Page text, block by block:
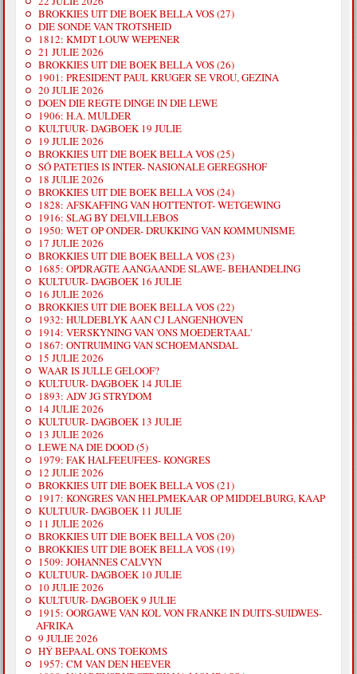
BROKKIES UIT DIE BOEK BELLA VOS (27)
DIE SONDE VAN TROTSHEID
1812: KMDT LOUW WEPENER
21 JULIE 2026
BROKKIES UIT DIE BOEK BELLA VOS (26)
1901: PRESIDENT PAUL KRUGER SE VROU, GEZINA
20 JULIE 2026
DOEN DIE REGTE DINGE IN DIE LEWE
1906: H.A. MULDER
KULTUUR- DAGBOEK 19 JULIE
19 JULIE 2026
BROKKIES UIT DIE BOEK BELLA VOS (25)
SÓ PATETIES IS INTER- NASIONALE GEREGSHOF
18 JULIE 2026
BROKKIES UIT DIE BOEK BELLA VOS (24)
1828: AFSKAFFING VAN HOTTENTOT- WETGEWING
1916: SLAG BY DELVILLEBOS
1950: WET OP ONDER- DRUKKING VAN KOMMUNISME
17 JULIE 2026
BROKKIES UIT DIE BOEK BELLA VOS (23)
1685: OPDRAGTE AANGAANDE SLAWE- BEHANDELING
KULTUUR- DAGBOEK 16 JULIE
16 JULIE 2026
BROKKIES UIT DIE BOEK BELLA VOS (22)
1932: HULDEBLYK AAN CJ LANGENHOVEN
1914: VERSKYNING VAN 'ONS MOEDERTAAL'
1867: ONTRUIMING VAN SCHOEMANSDAL
15 JULIE 2026
WAAR IS JULLE GELOOF?
KULTUUR- DAGBOEK 14 JULIE
1893: ADV JG STRYDOM
14 JULIE 2026
KULTUUR- DAGBOEK 13 JULIE
13 JULIE 2026
LEWE NA DIE DOOD (5)
1979: FAK HALFEEUFEES- KONGRES
12 JULIE 2026
BROKKIES UIT DIE BOEK BELLA VOS (21)
1917: KONGRES VAN HELPMEKAAR OP MIDDELBURG, KAAP
KULTUUR- DAGBOEK 11 JULIE
11 JULIE 2026
BROKKIES UIT DIE BOEK BELLA VOS (20)
BROKKIES UIT DIE BOEK BELLA VOS (19)
1509: JOHANNES CALVYN
KULTUUR- DAGBOEK 10 JULIE
10 JULIE 2026
KULTUUR- DAGBOEK 9 JULIE
1915: OORGAWE VAN KOL VON FRANKE IN DUITS-SUIDWES-
AFRIKA
9 JULIE 2026
HÝ BEPAAL ONS TOEKOMS
1957: CM VAN DEN HEEVER